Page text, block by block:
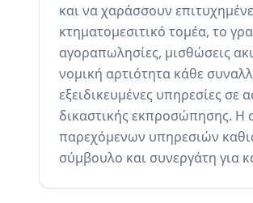
και να χαράσσουν
κτηματομεσιτικό τομέα, το
αγοραπωλησίες, μισθώσεις
νομική αρτιότητα κάθε
εξειδικευμένες υπηρεσίες
δικαστικής εκπροσώπησης. Η
παρεχόμενων υπηρεσιών
σύμβουλο και συνεργάτη για